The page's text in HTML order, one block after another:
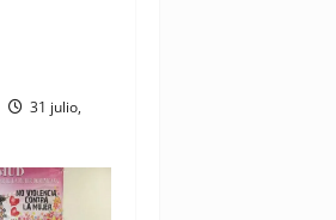
31 julio,